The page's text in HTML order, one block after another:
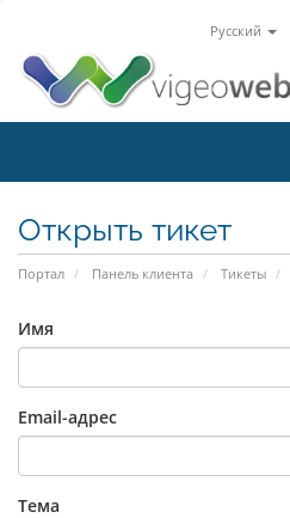
Русский
Открыть тикет
Портал Панель клиента Тикеты
Имя
Email-адрес
Тема